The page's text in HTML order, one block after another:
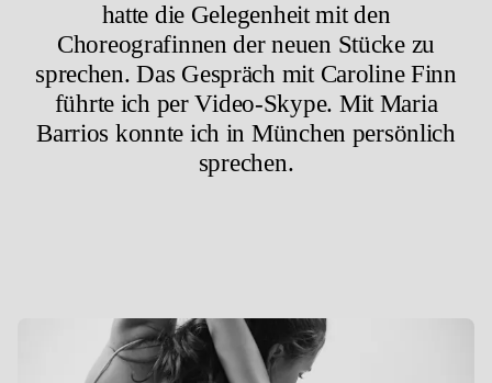
hatte die Gelegenheit mit den
Choreografinnen der neuen Stücke zu
sprechen. Das Gespräch mit Caroline Finn
führte ich per Video-Skype. Mit Maria
Barrios konnte ich in München persönlich
sprechen.